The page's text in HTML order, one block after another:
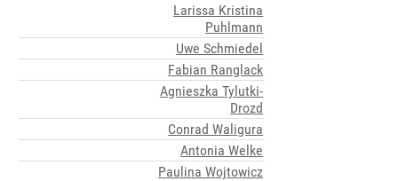
Larissa Kristina
Puhlmann
Uwe Schmiedel
Fabian Ranglack
Agnieszka Tylutki-
Drozd
Conrad Waligura
Antonia Welke
Paulina Wojtowicz